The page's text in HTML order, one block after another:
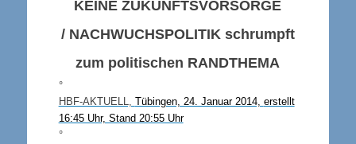
KEINE ZUKUNFTSVORSORGE
/ NACHWUCHSPOLITIK schrumpft
zum politischen RANDTHEMA
°
HBF-AKTUELL, Tübingen, 24. Januar 2014, erstellt
16:45 Uhr, Stand 20:55 Uhr
°